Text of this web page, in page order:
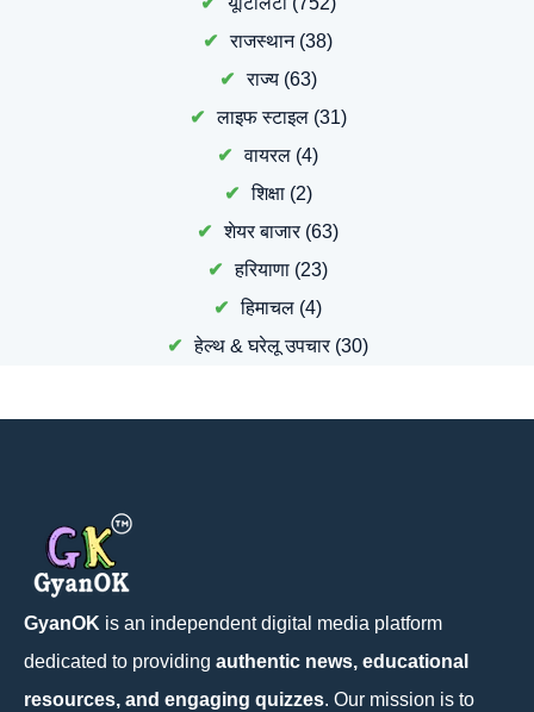
राजस्थान(38)
राज्य(63)
लाइफ स्टाइल(31)
वायरल (4)
शिक्षा(2)
शेयर बाजार(63)
हरियाणा (23)
हिमाचल (4)
हेल्थ & घरेलू उपचार(30)
GyanOK is an independent digital media platform
dedicated to providing authentic news, educational
resources, and engaging quizzes. Our mission is to